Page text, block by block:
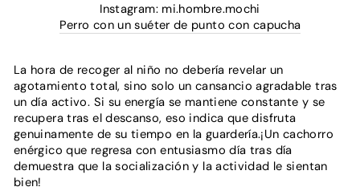
Instagram: mi.hombre.mochi
Perro con un suéter de punto con capucha
La hora de recoger al niño no debería revelar un
agotamiento total, sino solo un cansancio agradable tras
un día activo. Si su energía se mantiene constante y se
recupera tras el descanso, eso indica que disfruta
genuinamente de su tiempo en la guardería.¡Un cachorro
enérgico que regresa con entusiasmo día tras día
demuestra que la socialización y la actividad le sientan
bien!